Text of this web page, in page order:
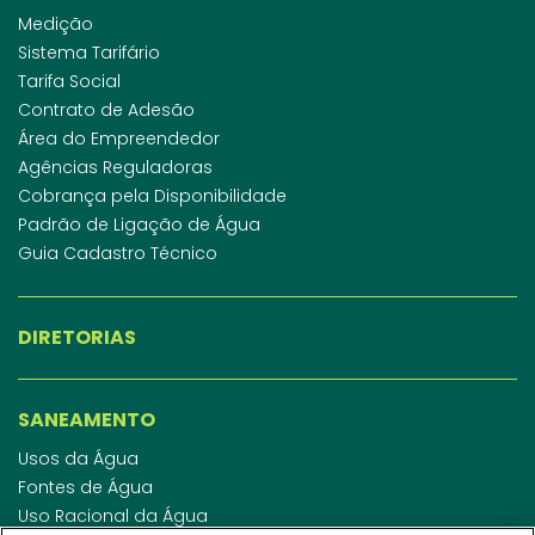
Medição
Sistema Tarifário
Tarifa Social
Contrato de Adesão
Área do Empreendedor
Agências Reguladoras
Cobrança pela Disponibilidade
Padrão de Ligação de Água
Guia Cadastro Técnico
DIRETORIAS
SANEAMENTO
Usos da Água
Fontes de Água
Uso Racional da Água